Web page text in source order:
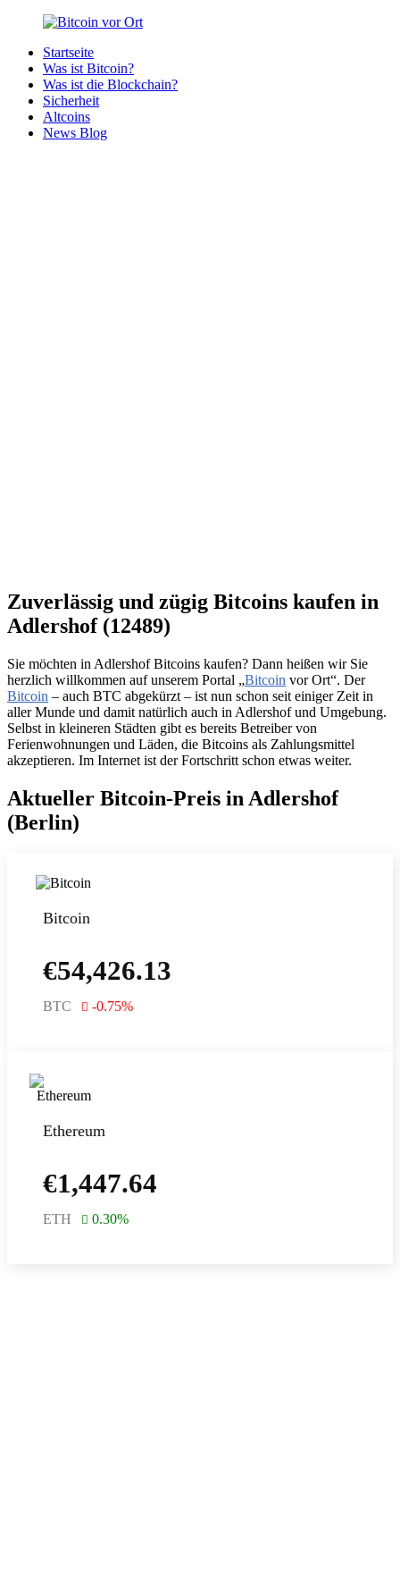
Zurück
Inhalt
Bitcoin
Bitcoins
deiner
Region
Startseite
Was ist Bitcoin?
Was ist die Blockchain?
Sicherheit
Altcoins
News Blog
Zuverlässig und zügig Bitcoins kaufen in
Adlershof (12489)
Sie möchten in Adlershof Bitcoins kaufen? Dann heißen wir Sie
herzlich willkommen auf unserem Portal „Bitcoin vor Ort“. Der
Bitcoin – auch BTC abgekürzt – ist nun schon seit einiger Zeit in
aller Munde und damit natürlich auch in Adlershof und Umgebung.
Selbst in kleineren Städten gibt es bereits Betreiber von
Ferienwohnungen und Läden, die Bitcoins als Zahlungsmittel
akzeptieren. Im Internet ist der Fortschritt schon etwas weiter.
Aktueller Bitcoin-Preis in Adlershof
(Berlin)
Bitcoin
€54,426.13
BTC -0.75%
Ethereum
€1,447.64
ETH 0.30%